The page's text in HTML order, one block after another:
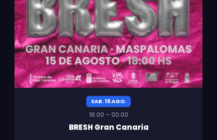
SAB. 15 AGO.
18:00 – 00:00
BRESH Gran Canaria